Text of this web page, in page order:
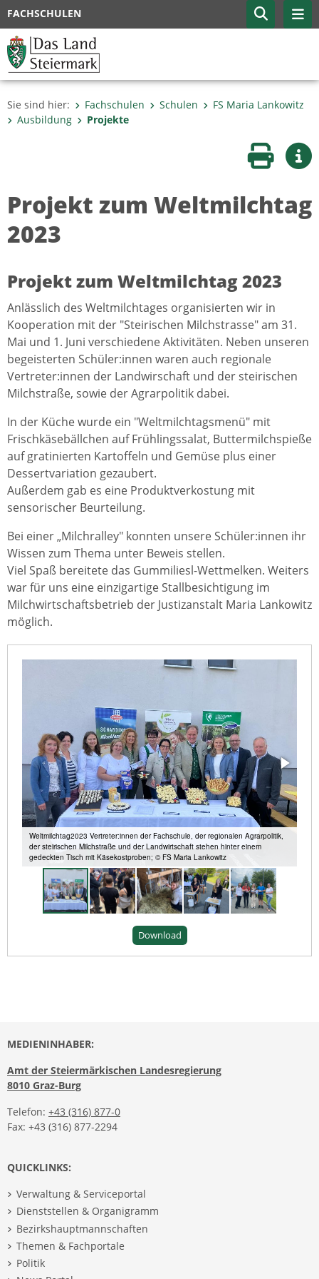
FACHSCHULEN
Sie sind hier: Fachschulen Schulen
FS Maria Lankowitz
Ausbildung
Projekte
Seite
Projekt zum Weltmilchtag
2023
Projekt zum Weltmilchtag 2023
Anlässlich des Weltmilchtages organisierten wir in
Kooperation mit der "Steirischen Milchstrasse" am 31.
Mai und 1. Juni verschiedene Aktivitäten. Neben unseren
begeisterten Schüler:innen waren auch regionale
Vertreter:innen der Landwirschaft und der steirischen
Milchstraße, sowie der Agrarpolitik dabei.
In der Küche wurde ein "Weltmilchtagsmenü" mit
Frischkäsebällchen auf Frühlingssalat, Buttermilchspieße
auf gratinierten Kartoffeln und Gemüse plus einer
Dessertvariation gezaubert.
Außerdem gab es eine Produktverkostung mit
sensorischer Beurteilung.
Bei einer „Milchralley" konnten unsere Schüler:innen ihr
Wissen zum Thema unter Beweis stellen.
Viel Spaß bereitete das Gummiliesl-Wettmelken. Weiters
war für uns eine einzigartige Stallbesichtigung im
Milchwirtschaftsbetrieb der Justizanstalt Maria Lankowitz
möglich.
Weltmilchtag2023 Vertreter:innen der Fachschule, der regionalen Agrarpolitik,
der steirischen Milchstraße und der Landwirtschaft stehen hinter einem
gedeckten Tisch mit Käsekostproben; © FS Maria Lankowitz
Download
MEDIENINHABER:
Amt der Steiermärkischen Landesregierung
8010 Graz-Burg
Telefon: +43 (316) 877-0
Fax: +43 (316) 877-2294
QUICKLINKS:
Verwaltung & Serviceportal
Dienststellen & Organigramm
Bezirkshauptmannschaften
Themen & Fachportale
Politik